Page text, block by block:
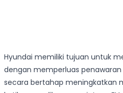
Hyundai memiliki tujuan untuk
dengan memperluas penawaran
secara bertahap meningkatkan